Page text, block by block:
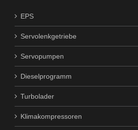
EPS
Servolenkgetriebe
Servopumpen
Dieselprogramm
Turbolader
Klimakompressoren